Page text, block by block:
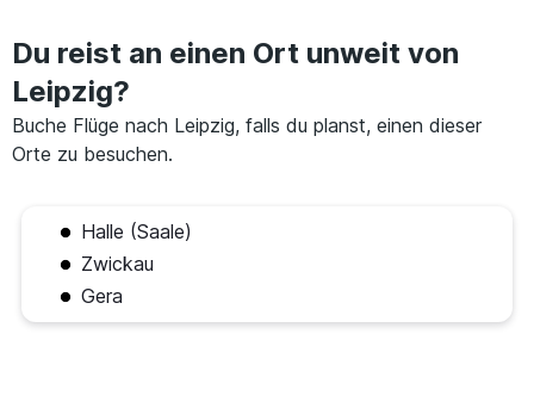
Du reist an einen Ort unweit von
Leipzig?
Buche Flüge nach Leipzig, falls du planst, einen dieser
Orte zu besuchen.
Halle (Saale)
Zwickau
Gera